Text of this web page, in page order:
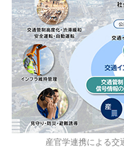
産官学連携による交